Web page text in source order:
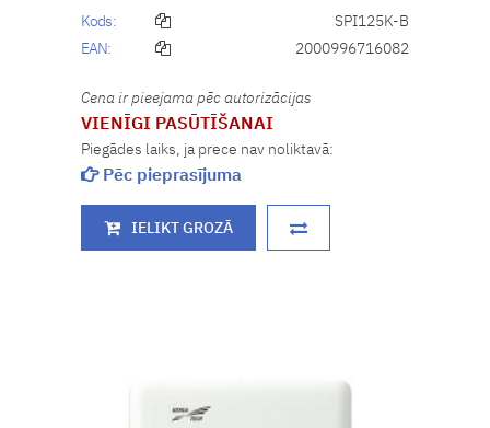
Kods:
SPI125K-B
EAN:
2000996716082
Cena ir pieejama pēc autorizācijas
VIENĪGI PASŪTĪŠANAI
Piegādes laiks, ja prece nav noliktavā:
Pēc pieprasījuma
IELIKT GROZĀ